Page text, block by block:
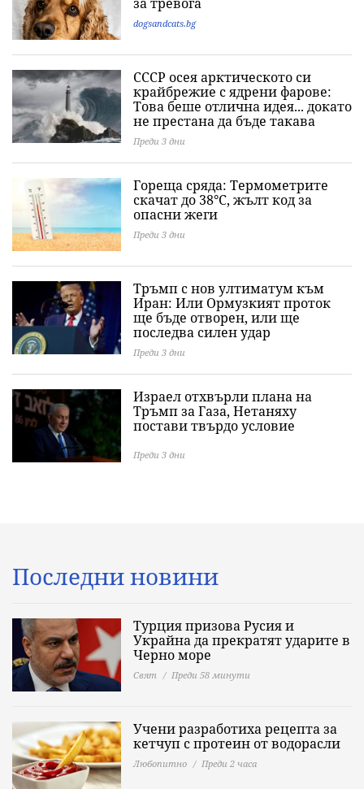
dogsandcats.bg
СССР осея арктическото си
крайбрежие с ядрени фарове:
Това беше отлична идея... докато
не престана да бъде такава
Преди 3 дни
Гореща сряда: Термометрите
скачат до 38°C, жълт код за
опасни жеги
Преди 3 дни
Тръмп с нов ултиматум към
Иран: Или Ормузкият проток
ще бъде отворен, или ще
последва силен удар
Преди 3 дни
Израел отхвърли плана на
Тръмп за Газа, Нетаняху
постави твърдо условие
Преди 3 дни
Последни новини
Турция призова Русия и
Украйна да прекратят ударите в
Черно море
Свят Преди 58 минути
Учени разработиха рецепта за
кетчуп с протеин от водорасли
Любопитно Преди 2 часа